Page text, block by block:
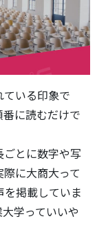
ている印象で
に読むだけで
とに数字や写
に大商大って
掲載していま
学っていいや